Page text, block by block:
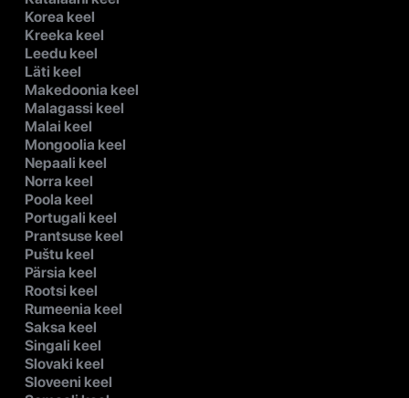
Korea keel
Kreeka keel
Leedu keel
Läti keel
Makedoonia keel
Malagassi keel
Malai keel
Mongoolia keel
Nepaali keel
Norra keel
Poola keel
Portugali keel
Prantsuse keel
Puštu keel
Pärsia keel
Rootsi keel
Rumeenia keel
Saksa keel
Singali keel
Slovaki keel
Sloveeni keel